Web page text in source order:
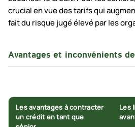
crucial en vue des tarifs qui
fait du risque jugé élevé par les
Avantages et inconvénients
Les avantages à contracter
un crédit en tant que
Les